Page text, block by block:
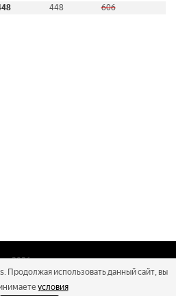
448 606
2026
®
марафонов
Продолжая использовать данный сайт, вы
условия